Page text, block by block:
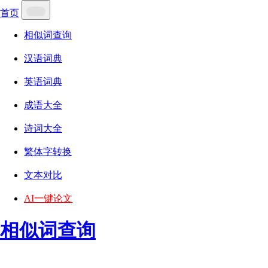
首页
相似词查询
汉语词典
英语词典
成语大全
诗词大全
繁体字转换
文本对比
AI一键论文
相似词查询